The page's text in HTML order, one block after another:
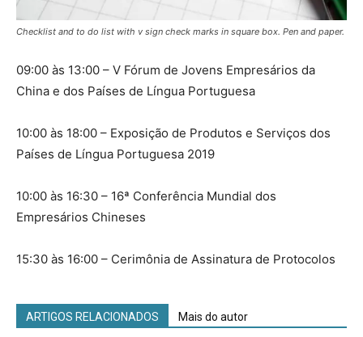
Checklist and to do list with v sign check marks in square box. Pen and paper.
09:00 às 13:00 – V Fórum de Jovens Empresários da
China e dos Países de Língua Portuguesa
10:00 às 18:00 – Exposição de Produtos e Serviços dos
Países de Língua Portuguesa 2019
10:00 às 16:30 – 16ª Conferência Mundial dos
Empresários Chineses
15:30 às 16:00 – Cerimônia de Assinatura de Protocolos
ARTIGOS RELACIONADOS Mais do autor